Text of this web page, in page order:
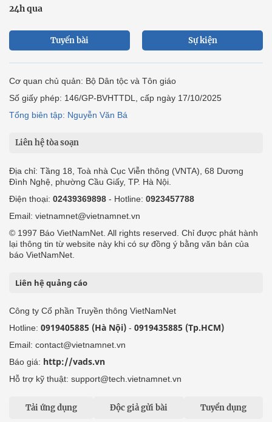
24h qua
Tuyến bài Sự kiện
Cơ quan chủ quản: Bộ Dân tộc và Tôn giáo
Số giấy phép: 146/GP-BVHTTDL, cấp ngày 17/10/2025
Tổng biên tập: Nguyễn Văn Bá
Liên hệ tòa soạn
Địa chỉ: Tầng 18, Toà nhà Cục Viễn thông (VNTA), 68 Dương
Đình Nghệ, phường Cầu Giấy, TP. Hà Nội.
Điện thoại: 02439369898 - Hotline: 0923457788
Email: vietnamnet@vietnamnet.vn
© 1997 Báo VietNamNet. All rights reserved. Chỉ được phát hành
lại thông tin từ website này khi có sự đồng ý bằng văn bản của
báo VietNamNet.
Liên hệ quảng cáo
Công ty Cổ phần Truyền thông VietNamNet
Hotline: 0919405885 (Hà Nội) - 0919435885 (Tp.HCM)
Email: contact@vietnamnet.vn
Báo giá: http://vads.vn
Hỗ trợ kỹ thuật: support@tech.vietnamnet.vn
Tải ứng dụng Độc giả gửi bài Tuyển dụng